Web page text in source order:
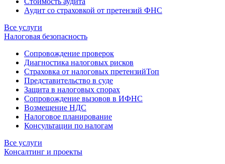
Аудит со страховкой от претензий ФНС
Все услуги
Налоговая безопасность
Сопровождение проверок
Диагностика налоговых рисков
Страховка от налоговых претензийТоп
Представительство в суде
Защита в налоговых спорах
Сопровождение вызовов в ИФНС
Возмещение НДС
Налоговое планирование
Консультации по налогам
Все услуги
Консалтинг и проекты